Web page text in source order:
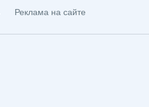
Реклама на сайте